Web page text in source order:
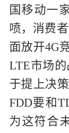
国移动一
喷，消费
面放开4G
LTE市场
于提上决
FDD要和
为这符合